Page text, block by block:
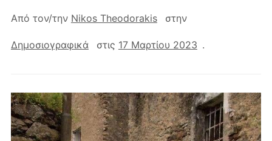
Από τον/την Nikos Theodorakis στην
Δημοσιογραφικά στις 17 Μαρτίου 2023 .